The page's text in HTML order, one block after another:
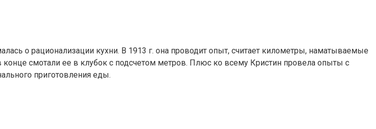
о рационализации кухни. В 1913 г. она проводит опыт, считает километры, наматываемые
смотали ее в клубок с подсчетом метров. Плюс ко всему Кристин провела опыты с
приготовления еды.